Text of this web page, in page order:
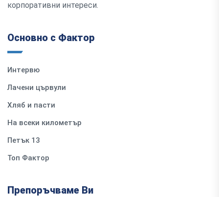
корпоративни интереси.
Основно с Фактор
Интервю
Лачени цървули
Хляб и пасти
На всеки километър
Петък 13
Топ Фактор
Препоръчваме Ви